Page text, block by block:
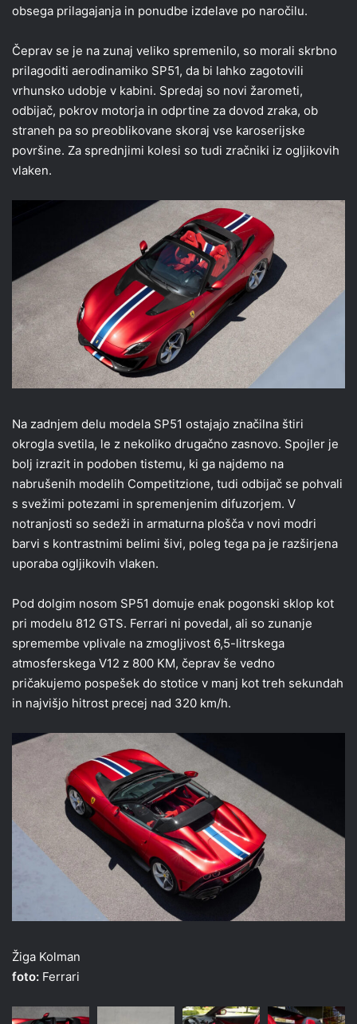
obsega prilagajanja in ponudbe izdelave po naročilu.
Čeprav se je na zunaj veliko spremenilo, so morali skrbno
prilagoditi aerodinamiko SP51, da bi lahko zagotovili
vrhunsko udobje v kabini. Spredaj so novi žarometi,
odbijač, pokrov motorja in odprtine za dovod zraka, ob
straneh pa so preoblikovane skoraj vse karoserijske
površine. Za sprednjimi kolesi so tudi zračniki iz ogljikovih
vlaken.
Na zadnjem delu modela SP51 ostajajo značilna štiri
okrogla svetila, le z nekoliko drugačno zasnovo. Spojler je
bolj izrazit in podoben tistemu, ki ga najdemo na
nabrušenih modelih Competitzione, tudi odbijač se pohvali
s svežimi potezami in spremenjenim difuzorjem. V
notranjosti so sedeži in armaturna plošča v novi modri
barvi s kontrastnimi belimi šivi, poleg tega pa je razširjena
uporaba ogljikovih vlaken.
Pod dolgim nosom SP51 domuje enak pogonski sklop kot
pri modelu 812 GTS. Ferrari ni povedal, ali so zunanje
spremembe vplivale na zmogljivost 6,5-litrskega
atmosferskega V12 z 800 KM, čeprav še vedno
pričakujemo pospešek do stotice v manj kot treh sekundah
in najvišjo hitrost precej nad 320 km/h.
Žiga Kolman
foto: Ferrari